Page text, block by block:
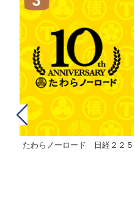
たわらノーロード 日経２２５